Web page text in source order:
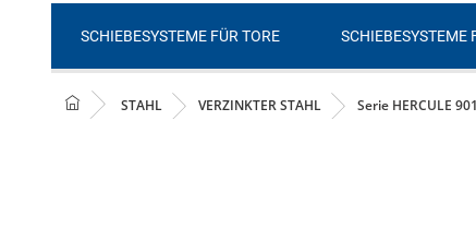
SCHIEBESYSTEME FÜR TORE SCHIEBESYSTEME
STAHL VERZINKTER STAHL Serie HERCULE